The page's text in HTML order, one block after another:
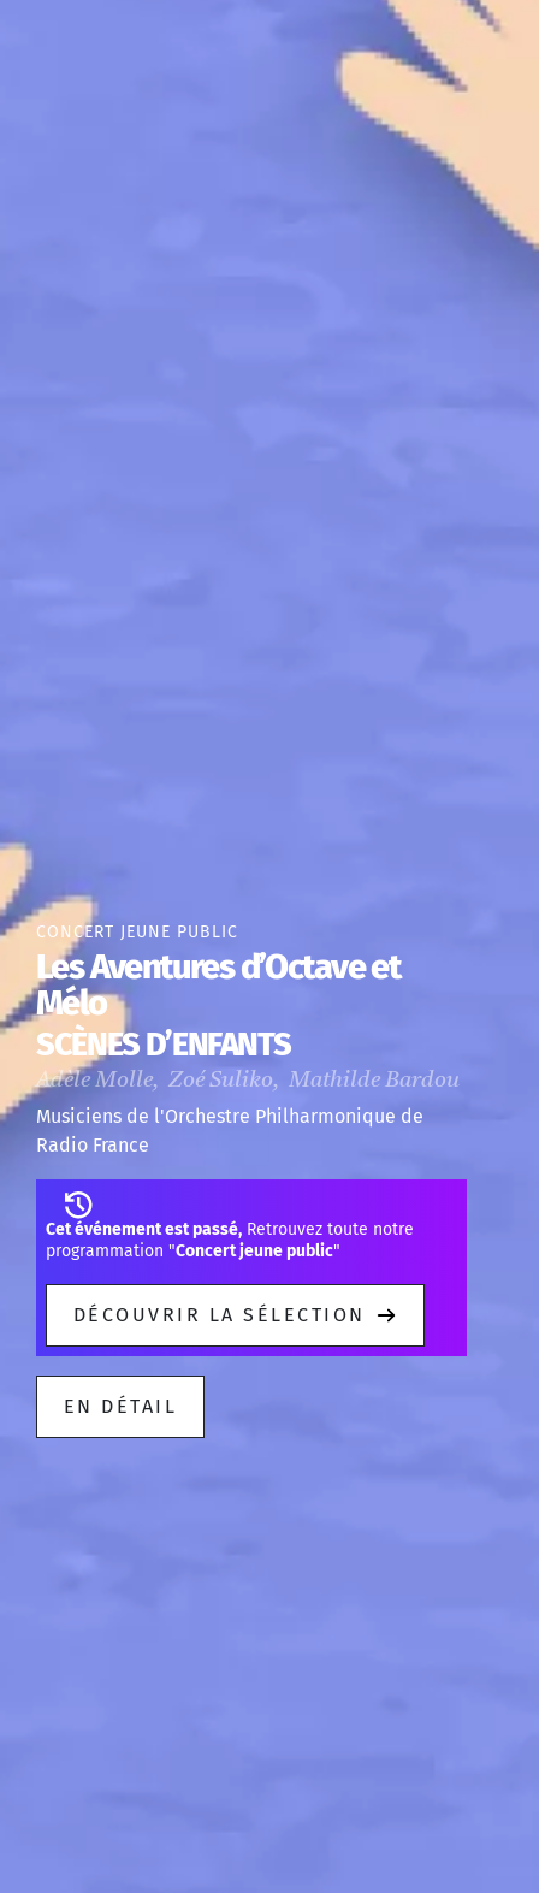
CONCERT JEUNE PUBLIC
Les Aventures d’Octave et
Mélo
SCÈNES D’ENFANTS
Adèle Molle, Zoé Suliko, Mathilde Bardou
Musiciens de l'Orchestre Philharmonique de
Radio France
Cet événement est passé, Retrouvez toute notre
programmation "Concert jeune public"
DÉCOUVRIR LA SÉLECTION
EN DÉTAIL